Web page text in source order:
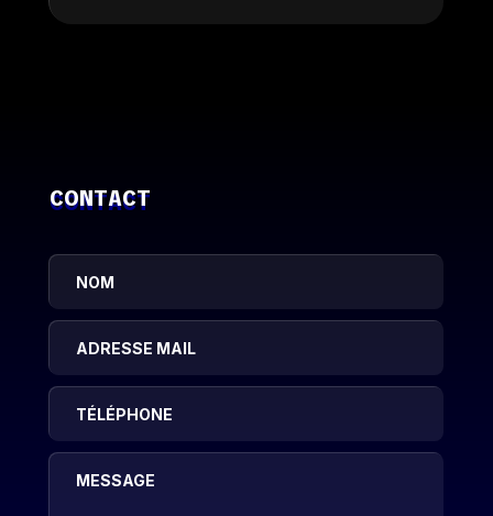
CONTACT